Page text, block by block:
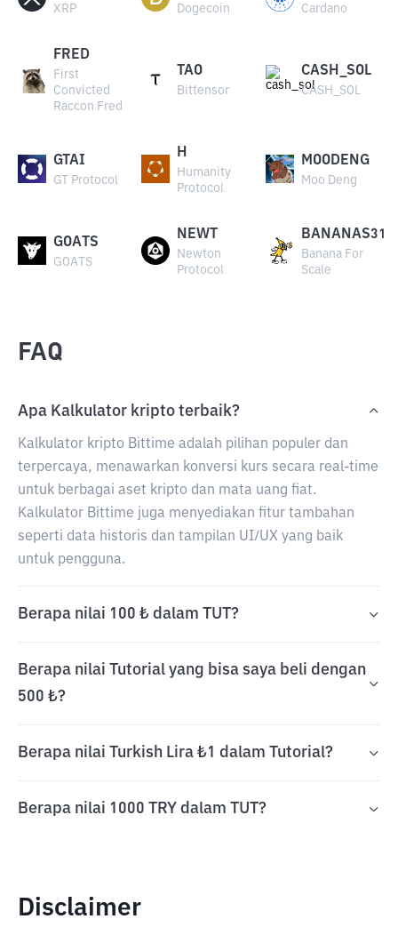
XRP Dogecoin Cardano
FRED
First
Convicted
Raccon Fred
TAO
Bittensor
CASH_SOL
CASH_SOL
GTAI
GT Protocol
H
Humanity
Protocol
MOODENG
Moo Deng
GOATS
GOATS
NEWT
Newton
Protocol
BANANAS31
Banana For
Scale
FAQ
Apa Kalkulator kripto terbaik?
Kalkulator kripto Bittime adalah pilihan populer dan
terpercaya, menawarkan konversi kurs secara real-time
untuk berbagai aset kripto dan mata uang fiat.
Kalkulator Bittime juga menyediakan fitur tambahan
seperti data historis dan tampilan UI/UX yang baik
untuk pengguna.
Berapa nilai 100 ₺ dalam TUT?
Berapa nilai Tutorial yang bisa saya beli dengan
500 ₺?
Berapa nilai Turkish Lira ₺1 dalam Tutorial?
Berapa nilai 1000 TRY dalam TUT?
Disclaimer